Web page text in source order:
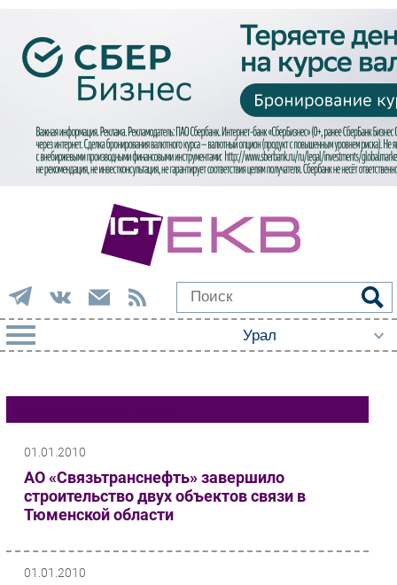
Импорто­замещение
Автоматизация Промышленности
Интернет
Мобильная связь
Фиксированная связь
Рынок ПК
01.01.2010
АО «Связьтранснефть» завершило
строительство двух объектов связи в
Тюменской области
01.01.2010